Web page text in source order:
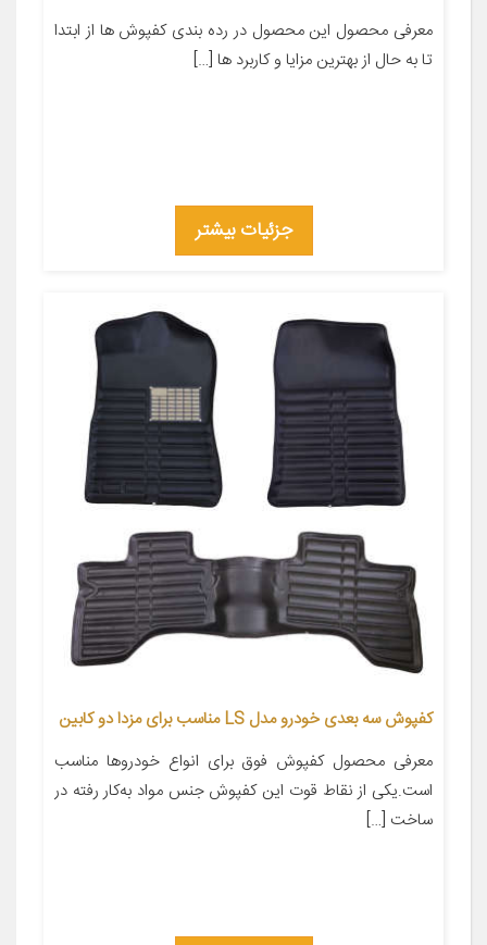
معرفی محصول این محصول در رده بندی کفپوش ها از ابتدا
تا به حال از بهترین مزایا و کاربرد ها […]
جزئیات بیشتر
کفپوش سه بعدی خودرو مدل LS مناسب برای مزدا دو کابین
معرفی محصول کفپوش فوق برای انواع خودروها مناسب
است.یکی از نقاط قوت این کفپوش جنس مواد به‌کار رفته در
ساخت […]